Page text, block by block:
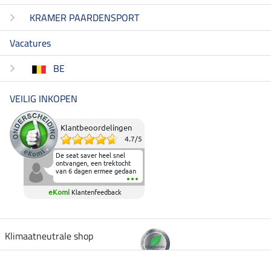
KRAMER PAARDENSPORT
Vacatures
BE
VEILIG INKOPEN
Klantbeoordelingen
4.7/5
De seat saver heel snel
ontvangen, een trektocht
van 6 dagen ermee gedaan
en deze heeft de beproeving
fantastisch doorstaan.
Heerlijk zacht om op te
elkaar in het zadel.
eKomi Klantenfeedback
Klimaatneutrale shop